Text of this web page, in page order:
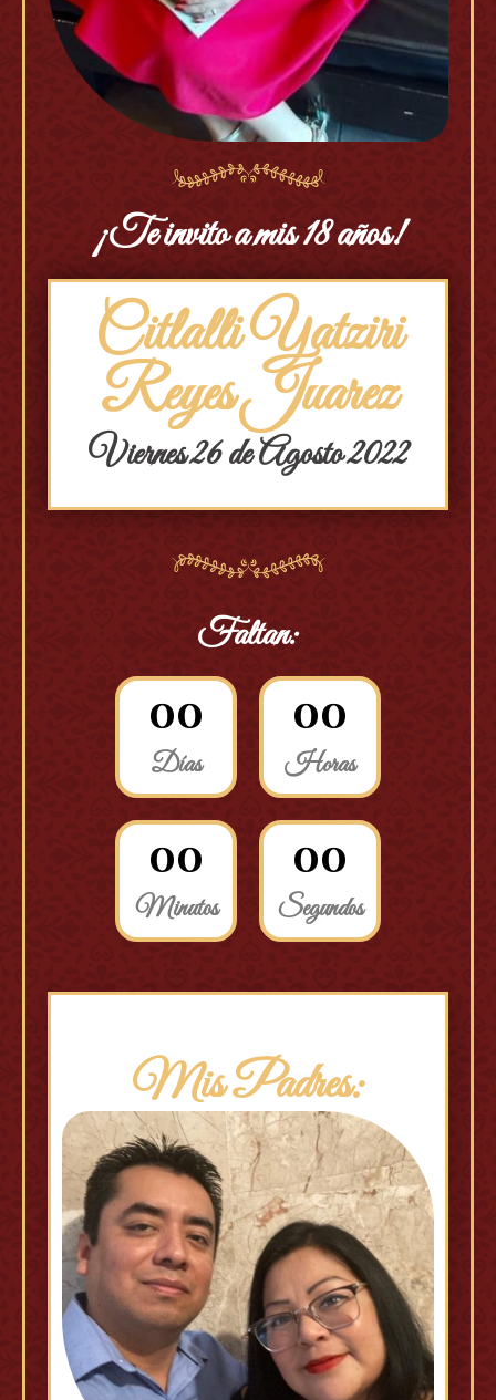
¡Te invito a mis 18 años!
Citlalli Yatziri
Reyes Juarez
Viernes 26 de Agosto 2022
Faltan:
00
Días
00
Horas
00
Minutos
00
Segundos
Mis Padres: